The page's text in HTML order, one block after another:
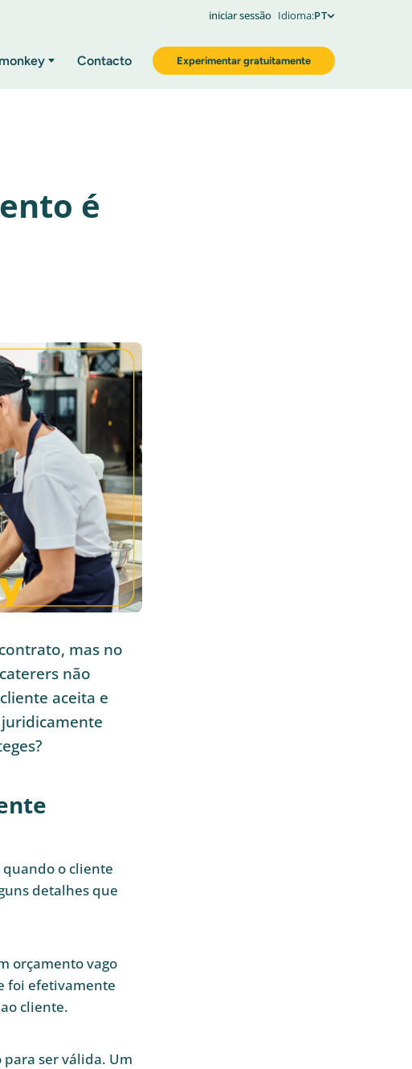
iniciar sessão Idioma:PT
Contacto Experimentar gratuitamente
é
mas no
não
aceita e
quando o cliente
detalhes que
orçamento vago
foi efetivamente
cliente.
para ser válida. Um